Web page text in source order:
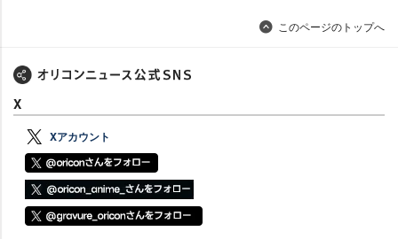
このページのトップへ
X
Xアカウント